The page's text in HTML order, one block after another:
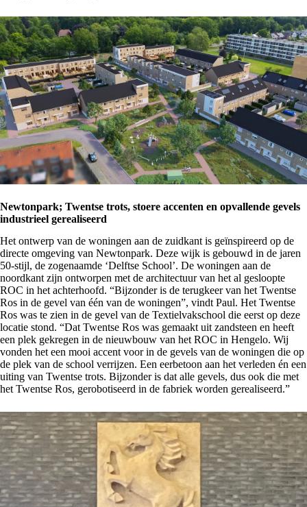
Newtonpark; Twentse trots, stoere accenten en opvallende gevels
industrieel gerealiseerd
Het ontwerp van de woningen aan de zuidkant is geïnspireerd op de
directe omgeving van Newtonpark. Deze wijk is gebouwd in de jaren
50-stijl, de zogenaamde ‘Delftse School’. De woningen aan de
noordkant zijn ontworpen met de architectuur van het al gesloopte
ROC in het achterhoofd. “Bijzonder is de terugkeer van het Twentse
Ros in de gevel van één van de woningen”, vindt Paul. Het Twentse
Ros was te zien in de gevel van de Textielvakschool die eerst op deze
locatie stond. “Dat Twentse Ros was gemaakt uit zandsteen en heeft
een plek gekregen in de nieuwbouw van het ROC in Hengelo. Wij
vonden het een mooi accent voor in de gevels van de woningen die op
de plek van de school verrijzen. Een eerbetoon aan het verleden én een
uiting van Twentse trots. Bijzonder is dat alle gevels, dus ook die met
het Twentse Ros, gerobotiseerd in de fabriek worden gerealiseerd.”